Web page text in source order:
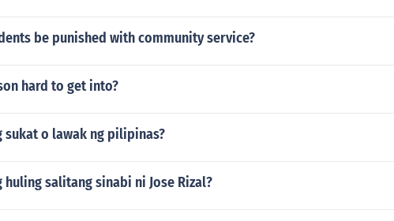
be punished with community service?
hard to get into?
sukat o lawak ng pilipinas?
huling salitang sinabi ni Jose Rizal?